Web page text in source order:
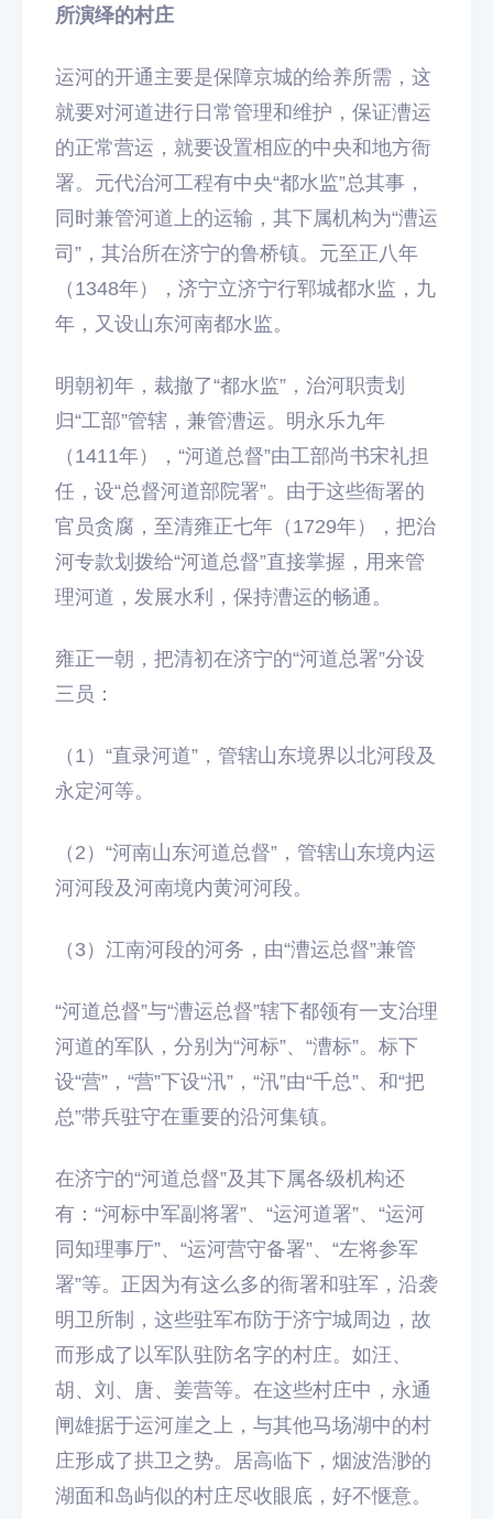
所演绎的村庄
运河的开通主要是保障京城的给养所需，这
就要对河道进行日常管理和维护，保证漕运
的正常营运，就要设置相应的中央和地方衙
署。元代治河工程有中央“都水监”总其事，
同时兼管河道上的运输，其下属机构为“漕运
司”，其治所在济宁的鲁桥镇。元至正八年
（1348年），济宁立济宁行郓城都水监，九
年，又设山东河南都水监。
明朝初年，裁撤了“都水监”，治河职责划
归“工部”管辖，兼管漕运。明永乐九年
（1411年），“河道总督”由工部尚书宋礼担
任，设“总督河道部院署”。由于这些衙署的
官员贪腐，至清雍正七年（1729年），把治
河专款划拨给“河道总督”直接掌握，用来管
理河道，发展水利，保持漕运的畅通。
雍正一朝，把清初在济宁的“河道总署”分设
三员：
（1）“直录河道”，管辖山东境界以北河段及
永定河等。
（2）“河南山东河道总督”，管辖山东境内运
河河段及河南境内黄河河段。
（3）江南河段的河务，由“漕运总督”兼管
“河道总督”与“漕运总督”辖下都领有一支治理
河道的军队，分别为“河标”、“漕标”。标下
设“营”，“营”下设“汛”，“汛”由“千总”、和“把
总”带兵驻守在重要的沿河集镇。
在济宁的“河道总督”及其下属各级机构还
有：“河标中军副将署”、“运河道署”、“运河
同知理事厅”、“运河营守备署”、“左将参军
署”等。正因为有这么多的衙署和驻军，沿袭
明卫所制，这些驻军布防于济宁城周边，故
而形成了以军队驻防名字的村庄。如汪、
胡、刘、唐、姜营等。在这些村庄中，永通
闸雄据于运河崖之上，与其他马场湖中的村
庄形成了拱卫之势。居高临下，烟波浩渺的
湖面和岛屿似的村庄尽收眼底，好不惬意。